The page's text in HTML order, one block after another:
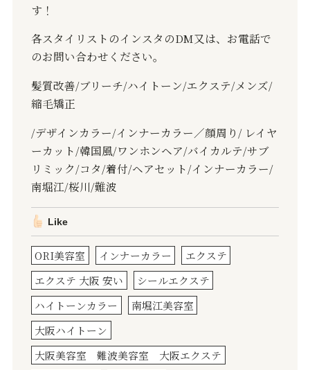
す！
各スタイリストのインスタのDM又は、お電話で
のお問い合わせください。
髪質改善/ブリーチ/ハイトーン/エクステ/メンズ/
縮毛矯正
/デザインカラー/インナーカラー／顔周り/ レイヤ
ーカット/韓国風/ワンホンヘア/バイカルテ/サブ
リミック/コタ/着付/ヘアセット/インナーカラー/
南堀江/桜川/難波
Like
ORI美容室 インナーカラー
エクステ
エクステ 大阪 安い
シールエクステ
ハイトーンカラー
南堀江美容室
大阪ハイトーン
大阪美容室 難波美容室 大阪エクステ